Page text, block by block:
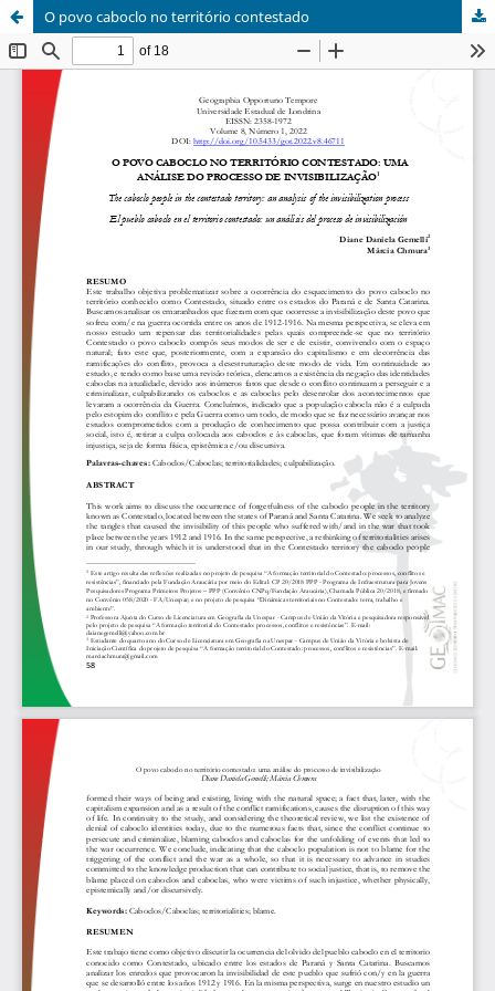
O povo caboclo no território contestado